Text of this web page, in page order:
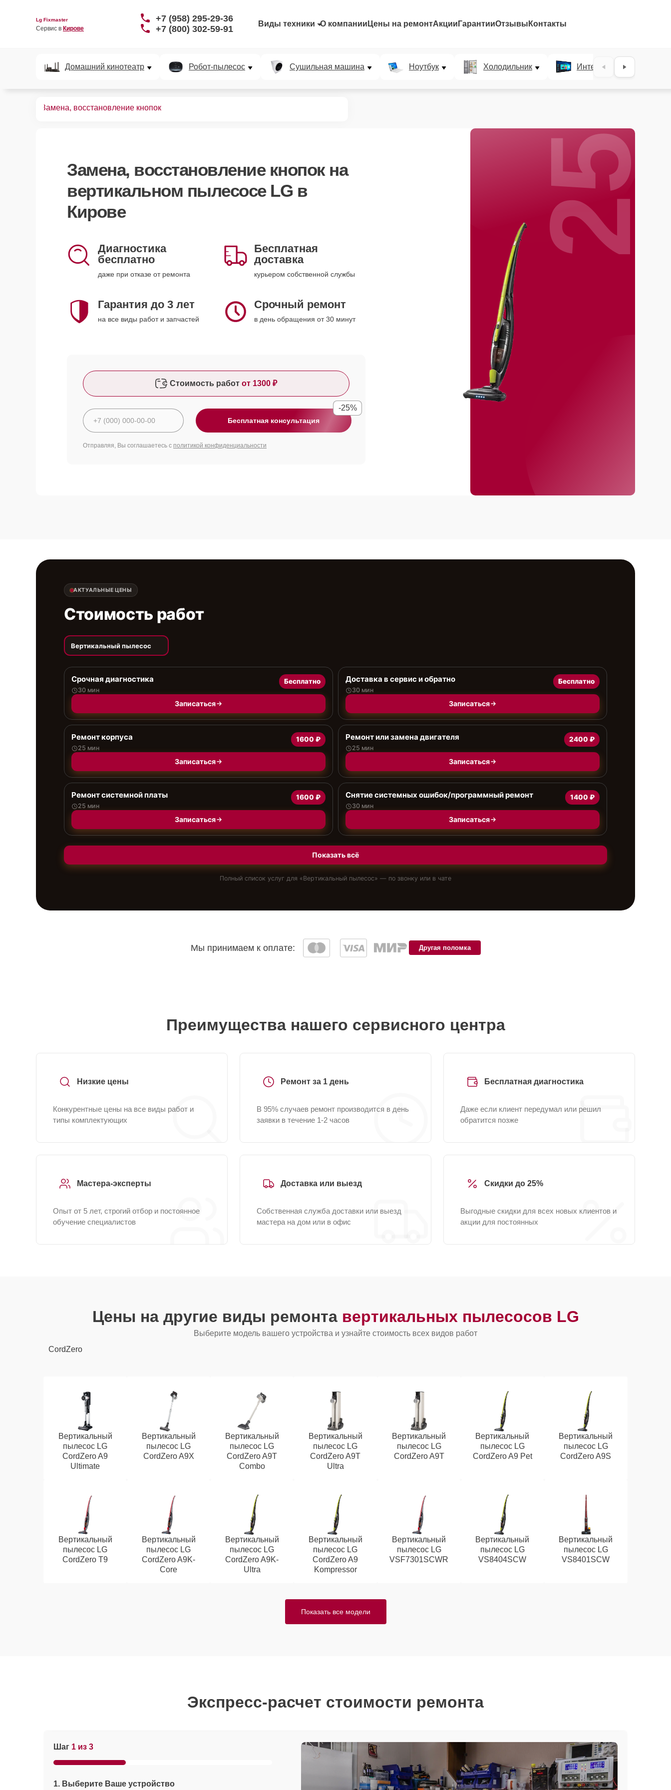
Lg Fixmaster
Сервис в Кирове
+7 (958) 295-29-36
+7 (800) 302-59-91
Виды техники О компании Цены на ремонтАкции ГарантииОтзывы Контакты
Домашний кинотеатр Робот-пылесос Сушильная машина Ноутбук Холодильник Интерактивные панели
Замена, восстановление кнопок
Замена, восстановление кнопокна
вертикальном пылесосе LG в
Кирове
Диагностика
бесплатно
даже при отказе от ремонта
Бесплатная
доставка
курьером собственной службы
Гарантия до 3 лет
на все виды работ и запчастей
Срочный ремонт
в день обращения от 30 минут
Стоимость работ от 1300 ₽
Бесплатная консультация
-25%
Отправляя, Вы соглашаетесь с политикой конфиденциальности
25%
АКТУАЛЬНЫЕ ЦЕНЫ
Стоимость работ
Вертикальный пылесос
Срочная диагностика
30 мин
Бесплатно
Записаться
Доставка в сервис и обратно
30 мин
Бесплатно
Записаться
Ремонт корпуса
25 мин
1600 ₽
Записаться
Ремонт или замена двигателя
25 мин
2400 ₽
Записаться
Ремонт системной платы
25 мин
1600 ₽
Записаться
Снятие системных ошибок/программный ремонт
30 мин
1400 ₽
Записаться
Показать всё
Полный список услуг для «Вертикальный пылесос» — по звонку или в чате
Мы принимаем к оплате: Другая поломка
Преимущества нашего сервисного центра
Низкие цены
Конкурентные цены на все виды работ и
типы комплектующих
Ремонт за 1 день
В 95% случаев ремонт производится в день
заявки в течение 1-2 часов
Бесплатная диагностика
Даже если клиент передумал или решил
обратится позже
Мастера-эксперты
Опыт от 5 лет, строгий отбор и постоянное
обучение специалистов
Доставка или выезд
Собственная служба доставки или выезд
мастера на дом или в офис
Скидки до 25%
Выгодные скидки для всех новых клиентов и
акции для постоянных
Цены на другие виды ремонта вертикальных пылесосов LG
Выберите модель вашего устройства и узнайте стоимость всех видов работ
CordZero
Вертикальный
пылесос LG
CordZero A9
Ultimate
Вертикальный
пылесос LG
CordZero A9X
Вертикальный
пылесос LG
CordZero A9T
Combo
Вертикальный
пылесос LG
CordZero A9T
Ultra
Вертикальный
пылесос LG
CordZero A9T
Вертикальный
пылесос LG
CordZero A9 Pet
Вертикальный
пылесос LG
CordZero A9S
Вертикальный
пылесос LG
CordZero T9
Вертикальный
пылесос LG
CordZero A9K-
Core
Вертикальный
пылесос LG
CordZero A9K-
Ultra
Вертикальный
пылесос LG
CordZero A9
Kompressor
Вертикальный
пылесос LG
VSF7301SCWR
Вертикальный
пылесос LG
VS8404SCW
Вертикальный
пылесос LG
VS8401SCW
Показать все модели
Экспресс-расчет стоимости ремонта
Шаг 1 из 3
1. Выберите Ваше устройство